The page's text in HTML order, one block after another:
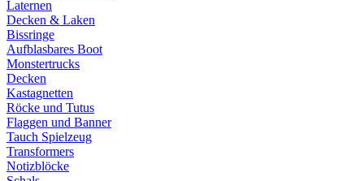
Laternen
Decken & Laken
Bissringe
Aufblasbares Boot
Monstertrucks
Decken
Kastagnetten
Röcke und Tutus
Flaggen und Banner
Tauch Spielzeug
Transformers
Notizblöcke